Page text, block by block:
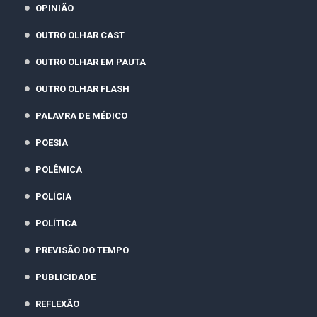
OPINIÃO
OUTRO OLHAR CAST
OUTRO OLHAR EM PAUTA
OUTRO OLHAR FLASH
PALAVRA DE MÉDICO
POESIA
POLÊMICA
POLÍCIA
POLÍTICA
PREVISÃO DO TEMPO
PUBLICIDADE
REFLEXÃO